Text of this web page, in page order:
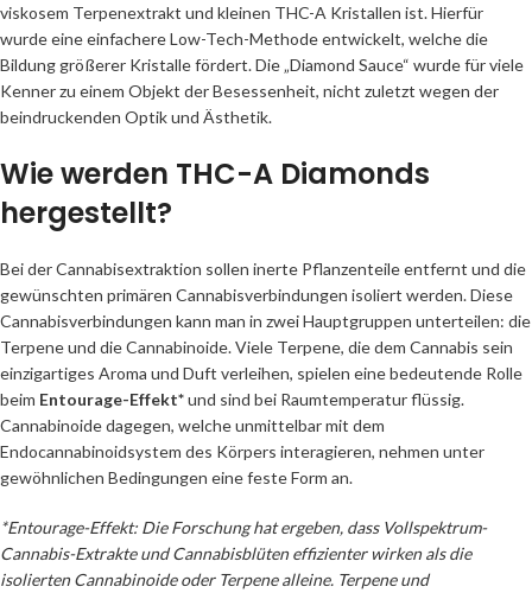
viskosem Terpenextrakt und kleinen THC-A Kristallen ist. Hierfür
wurde eine einfachere Low-Tech-Methode entwickelt, welche die
Bildung größerer Kristalle fördert. Die „Diamond Sauce“ wurde für viele
Kenner zu einem Objekt der Besessenheit, nicht zuletzt wegen der
beindruckenden Optik und Ästhetik.
Wie werden THC-A Diamonds
hergestellt?
Bei der Cannabisextraktion sollen inerte Pflanzenteile entfernt und die
gewünschten primären Cannabisverbindungen isoliert werden. Diese
Cannabisverbindungen kann man in zwei Hauptgruppen unterteilen: die
Terpene und die Cannabinoide. Viele Terpene, die dem Cannabis sein
einzigartiges Aroma und Duft verleihen, spielen eine bedeutende Rolle
beim Entourage-Effekt*und sind bei Raumtemperatur flüssig.
Cannabinoide dagegen, welche unmittelbar mit dem
Endocannabinoidsystem des Körpers interagieren, nehmen unter
gewöhnlichen Bedingungen eine feste Form an.
*Entourage-Effekt: Die Forschung hat ergeben, dass Vollspektrum-
Cannabis-Extrakte und Cannabisblüten effizienter wirken als die
isolierten Cannabinoide oder Terpene alleine. Terpene und